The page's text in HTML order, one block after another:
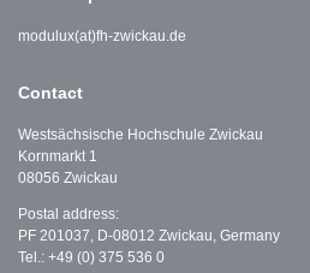
modulux(at)fh-zwickau.de
Contact
Westsächsische Hochschule Zwickau
Kornmarkt 1
08056 Zwickau
Postal address:
PF 201037, D-08012 Zwickau, Germany
Tel.: +49 (0) 375 536 0